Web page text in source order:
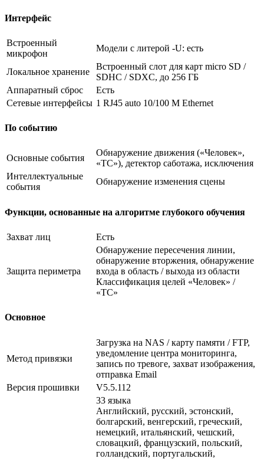
Интерфейс
Встроенный
микрофон
Модели с литерой -U: есть
Локальное хранение
Встроенный слот для карт micro SD /
SDHC / SDXC, до 256 ГБ
Аппаратный сброс
Есть
Сетевые интерфейсы 1 RJ45 auto 10/100 М Ethernet
По событию
Основные события
Обнаружение движения («Человек»,
«ТС»), детектор саботажа, исключения
Интеллектуальные
события
Обнаружение изменения сцены
Функции, основанные на алгоритме глубокого обучения
Захват лиц Есть
Защита периметра
Обнаружение пересечения линии,
обнаружение вторжения, обнаружение
входа в область / выхода из области
Классификация целей «Человек» /
«ТС»
Основное
Метод привязки
Загрузка на NAS / карту памяти / FTP,
уведомление центра мониторинга,
запись по тревоге, захват изображения,
отправка Email
Версия прошивки
V5.5.112
33 языка
Английский, русский, эстонский,
болгарский, венгерский, греческий,
немецкий, итальянский, чешский,
словацкий, французский, польский,
голландский, португальский,